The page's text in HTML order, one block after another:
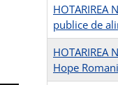
publice de
Hope